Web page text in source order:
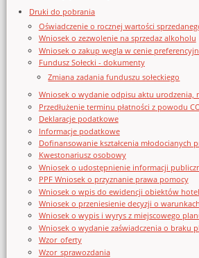
Druki do pobrania
Oświadczenie o rocznej wartości
Wniosek o zezwolenie na sprzedaz alkoholu
Wniosek o zakup węgla w cenie
Fundusz Sołecki - dokumenty
Zmiana zadania funduszu sołeckiego
Wniosek o wydanie odpisu aktu urodzenia,
Przedłużenie terminu płatności z powodu
Deklaracje podatkowe
Informacje podatkowe
Dofinansowanie kształcenia młodocianych
Kwestonariusz osobowy
Wniosek o udostępnienie informacji
PPF Wniosek o przyznanie prawa pomocy
Wniosek o wpis do ewidencji obiektów
Wniosek o przeniesienie decyzji o
Wniosek o wypis i wyrys z miejscowego
Wniosek o wydanie zaświadczenia o braku
Wzor_oferty
Wzor_sprawozdania